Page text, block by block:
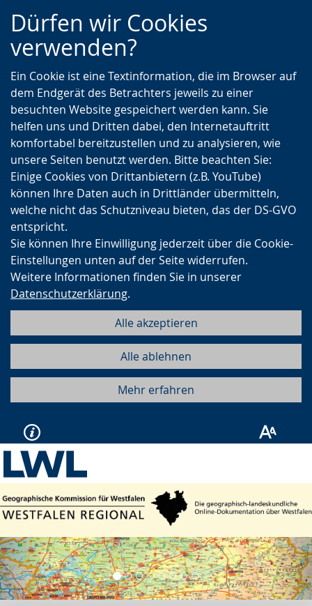
Zur
Hauptnavigation
Zur
Seitennavigation
Zum
Inhalt
Dürfen wir Cookies
verwenden?
Ein Cookie ist eine Textinformation, die im Browser auf
dem Endgerät des Betrachters jeweils zu einer
besuchten Website gespeichert werden kann. Sie
helfen uns und Dritten dabei, den Internetauftritt
komfortabel bereitzustellen und zu analysieren, wie
unsere Seiten benutzt werden. Bitte beachten Sie:
Einige Cookies von Drittanbietern (z.B. YouTube)
können Ihre Daten auch in Drittländer übermitteln,
welche nicht das Schutzniveau bieten, das der DS-GVO
entspricht.
Sie können Ihre Einwilligung jederzeit über die Cookie-
Einstellungen unten auf der Seite widerrufen.
Weitere Informationen finden Sie in unserer
Datenschutzerklärung.
Alle akzeptieren
Alle ablehnen
Mehr erfahren
Vorherige